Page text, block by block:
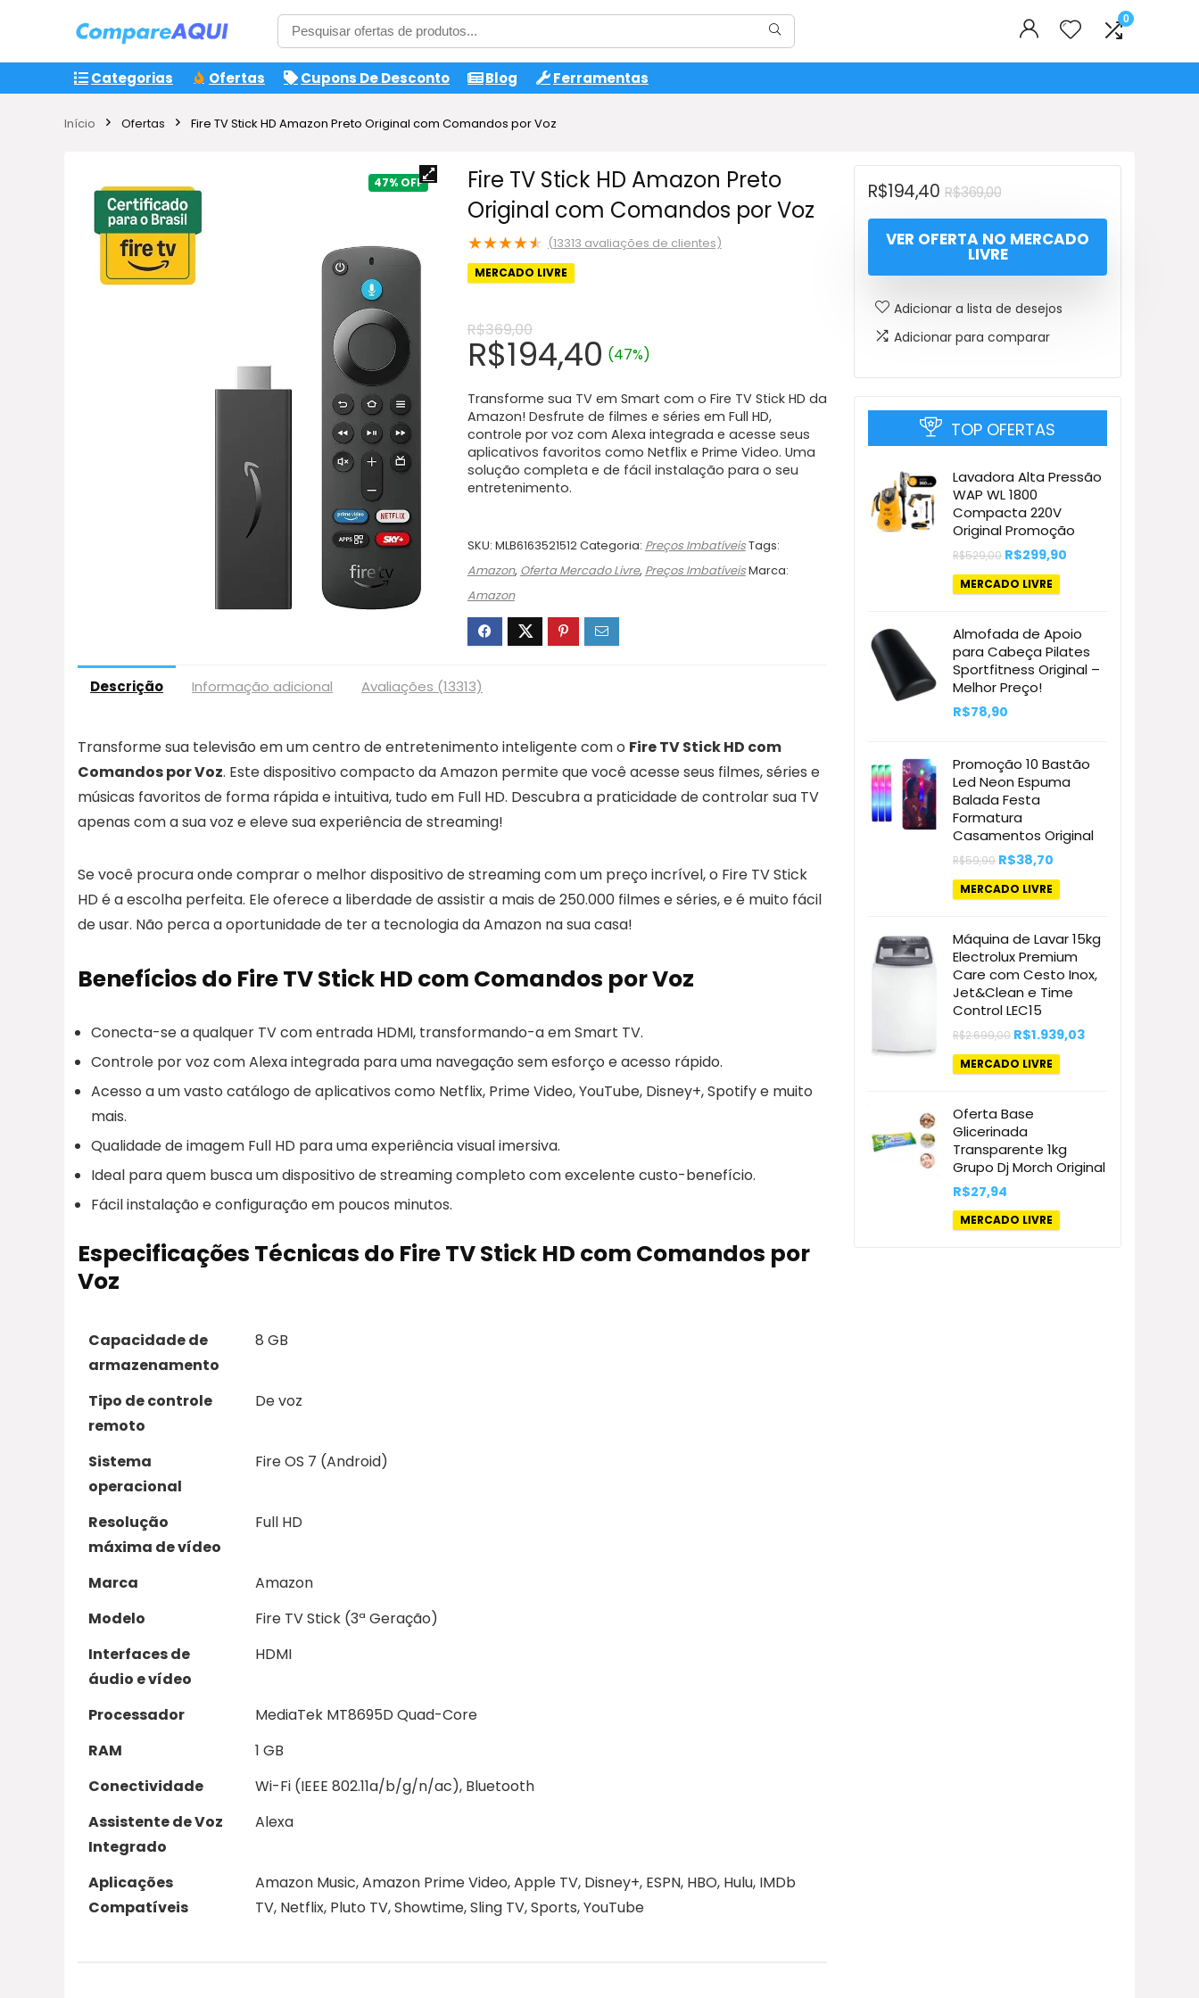
0
Categorias Ofertas Cupons De Desconto Blog Ferramentas
Início Ofertas Fire TV Stick HD Amazon Preto Original com Comandos por Voz
47%
Fire TV Stick HD Amazon Preto
Original com Comandos por Voz
★★★★★ (13313 avaliações de clientes)
MERCADO LIVRE
R$369,00
O
preço
original
era:
R$369,00.
R$194,40O
atual
é:
R$194,40.
(47%)
Transforme sua TV em Smart com o Fire TV Stick HD da
Amazon! Desfrute de filmes e séries em Full HD,
controle por voz com Alexa integrada e acesse seus
aplicativos favoritos como Netflix e Prime Video. Uma
solução completa e de fácil instalação para o seu
entretenimento.
SKU: MLB6163521512Categoria: Preços ImbatíveisTags:
Amazon, Oferta Mercado Livre, Preços ImbatíveisMarca:
Amazon
Descrição Informação adicional Avaliações (13313)
Transforme sua televisão em um centro de entretenimento inteligente com o Fire TV Stick HD com
Comandos por Voz. Este dispositivo compacto da Amazon permite que você acesse seus filmes, séries e
músicas favoritos de forma rápida e intuitiva, tudo em Full HD. Descubra a praticidade de controlar sua TV
apenas com a sua voz e eleve sua experiência de streaming!
Se você procura onde comprar o melhor dispositivo de streaming com um preço incrível, o Fire TV Stick
HD é a escolha perfeita. Ele oferece a liberdade de assistir a mais de 250.000 filmes e séries, e é muito fácil
de usar. Não perca a oportunidade de ter a tecnologia da Amazon na sua casa!
Benefícios do Fire TV Stick HD com Comandos por Voz
Conecta-se a qualquer TV com entrada HDMI, transformando-a em Smart TV.
Controle por voz com Alexa integrada para uma navegação sem esforço e acesso rápido.
Acesso a um vasto catálogo de aplicativos como Netflix, Prime Video, YouTube, Disney+, Spotify e muito
mais.
Qualidade de imagem Full HD para uma experiência visual imersiva.
Ideal para quem busca um dispositivo de streaming completo com excelente custo-benefício.
Fácil instalação e configuração em poucos minutos.
Especificações Técnicas do Fire TV Stick HD com Comandos por
Voz
Capacidade de
armazenamento
8 GB
Tipo de controle
remoto
De voz
Sistema
operacional
Fire OS 7 (Android)
Resolução
máxima de vídeo
Full HD
Marca
Amazon
Modelo
Fire TV Stick (3ª Geração)
Interfaces de
áudio e vídeo
HDMI
Processador
MediaTek MT8695D Quad-Core
RAM
1 GB
Conectividade
Wi-Fi (IEEE 802.11a/b/g/n/ac), Bluetooth
Assistente de Voz
Integrado
Alexa
Aplicações
Compatíveis
Amazon Music, Amazon Prime Video, Apple TV, Disney+, ESPN, HBO, Hulu, IMDb
TV, Netflix, Pluto TV, Showtime, Sling TV, Sports, YouTube
R$369,00O
preço
original
era:
R$194,40
O
preço
atual
é:
VER OFERTA NO MERCADO
LIVRE
Adicionar a lista de desejos
Adicionar para comparar
TOP OFERTAS
Lavadora Alta Pressão
WAP WL 1800
Compacta 220V
Original Promoção
R$529,00 O
original
era:
R$299,90
MERCADO LIVRE
Almofada de Apoio
para Cabeça Pilates
Sportfitness Original –
Melhor Preço!
R$78,90
Promoção 10 Bastão
Led Neon Espuma
Balada Festa
Formatura
Casamentos Original
R$59,90 O
preço
original
era:
R$38,70
atual
é:
MERCADO LIVRE
Máquina de Lavar 15kg
Electrolux Premium
Care com Cesto Inox,
Jet&Clean e Time
Control LEC15
R$2.699,00 O
original
era:
R$1.939,03O
MERCADO LIVRE
Oferta Base
Glicerinada
Transparente 1kg
Grupo Dj Morch Original
R$27,94
MERCADO LIVRE